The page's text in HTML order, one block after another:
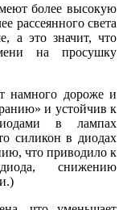
более высокую
рассеянного света
а это значит, что
на просушку
намного дороже и
и устойчив к
в лампах
силикон в диодах
что приводило к
снижению